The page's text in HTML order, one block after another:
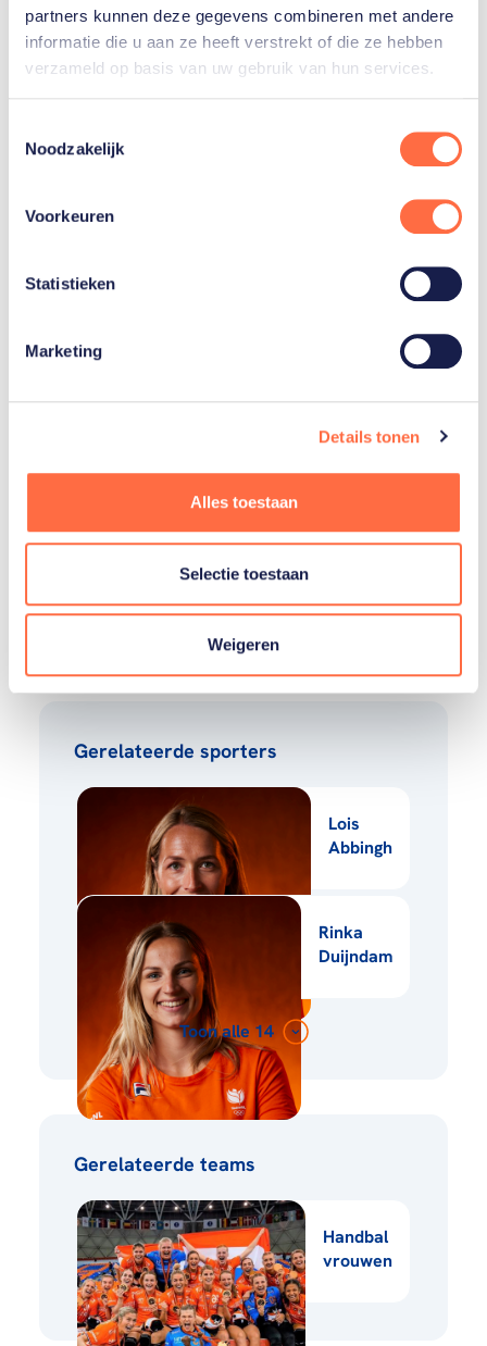
partners kunnen deze gegevens combineren met andere
informatie die u aan ze heeft verstrekt of die ze hebben
verzameld op basis van uw gebruik van hun services.
Noodzakelijk
Voorkeuren
Statistieken
Marketing
Details tonen
Alles toestaan
Selectie toestaan
Weigeren
terug op eerdere Spelen.
Let op
actie komt. Alles onder voorbehoud van
wijzigingen.
Gerelateerde sporters
Lois
Abbingh
Rinka
Duijndam
Toon alle 14
Gerelateerde teams
Handbal
vrouwen